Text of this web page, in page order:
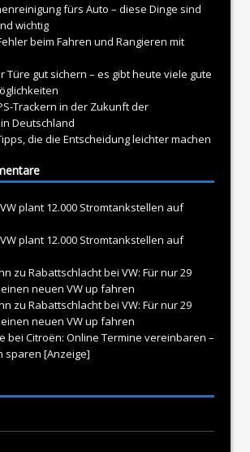
fürs Auto – diese Dinge sind
wichtig
beim Fahren und Rangieren mit
Türe gut sichern – es gibt heute viele gute
Trackern in der Zukunft der
Deutschland
die die Entscheidung leichter machen
VW plant 12.000 Stromtankstellen auf
VW plant 12.000 Stromtankstellen auf
zu Rabattschlacht bei VW: Für nur 29
neuen VW up fahren
zu Rabattschlacht bei VW: Für nur 29
neuen VW up fahren
bei Citroën: Online Termine vereinbaren –
sparen [Anzeige]